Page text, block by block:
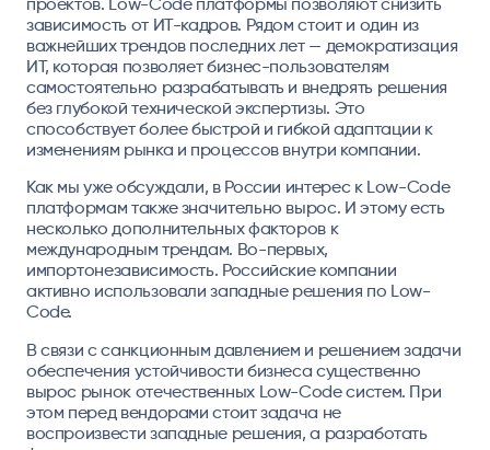
зависимость от ИТ-кадров. Рядом стоит и один из
важнейших трендов последних лет — демократизация
ИТ, которая позволяет бизнес-пользователям
самостоятельно разрабатывать и внедрять решения
без глубокой технической экспертизы. Это
способствует более быстрой и гибкой адаптации к
изменениям рынка и процессов внутри компании.
Как мы уже обсуждали, в России интерес к Low-Code
платформам также значительно вырос. И этому есть
несколько дополнительных факторов к
международным трендам. Во-первых,
импортонезависимость. Российские компании
активно использовали западные решения по Low-
Code.
В связи с санкционным давлением и решением задачи
обеспечения устойчивости бизнеса существенно
вырос рынок отечественных Low-Code систем. При
этом перед вендорами стоит задача не
воспроизвести западные решения, а разработать